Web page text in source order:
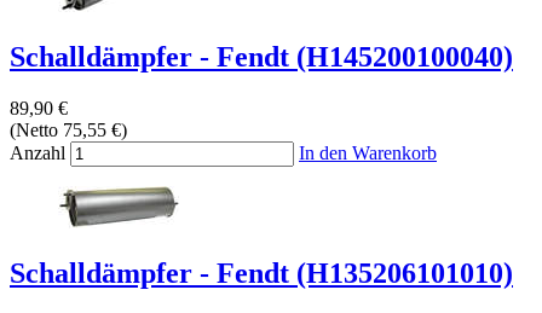
Schalldämpfer - Fendt (H145200100040)
89,90 €
(Netto 75,55 €)
Anzahl
In den Warenkorb
Schalldämpfer - Fendt (H135206101010)